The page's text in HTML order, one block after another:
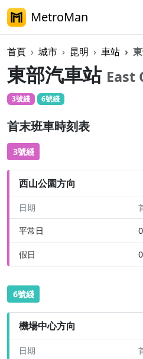
MetroMan
首頁 城市 昆明 車站
東部汽車站 East
3號綫 6號綫
首末班車時刻表
3號綫
西山公園方向
日期
平常日
假日
6號綫
機場中心方向
日期